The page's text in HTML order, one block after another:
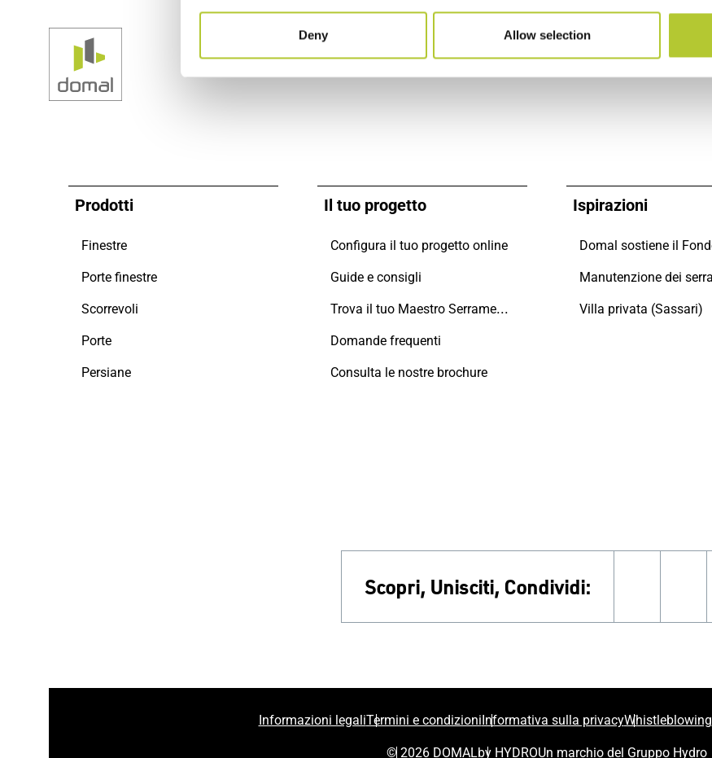
Deny Allow selection
Prodotti
Finestre
Porte finestre
Scorrevoli
Porte
Persiane
Il tuo progetto
Configura il tuo progetto online
Guide e consigli
Trova il tuo Maestro Serramentista Domal
Domande frequenti
Consulta le nostre brochure
Ispirazioni
Villa privata (Sassari)
Scopri, Unisciti, Condividi:
Informazioni legaliTermini e condizioniInformativa sulla privacyWhistleblowing
© 2026 DOMALby HYDROUn marchio del Gruppo Hydro